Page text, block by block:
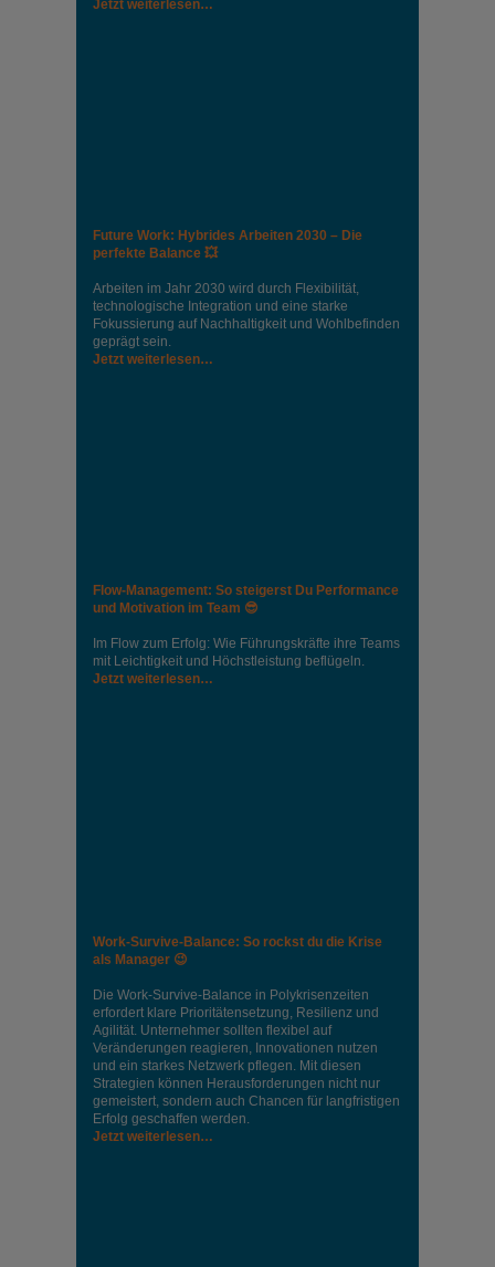
Jetzt weiterlesen…
Future Work: Hybrides Arbeiten 2030 – Die
perfekte Balance 💥
Arbeiten im Jahr 2030 wird durch Flexibilität,
technologische Integration und eine starke
Fokussierung auf Nachhaltigkeit und Wohlbefinden
geprägt sein.
Jetzt weiterlesen…
Flow-Management: So steigerst Du Performance
und Motivation im Team 😎
Im Flow zum Erfolg: Wie Führungskräfte ihre Teams
mit Leichtigkeit und Höchstleistung beflügeln.
Jetzt weiterlesen…
Work-Survive-Balance: So rockst du die Krise
als Manager 😉
Die Work-Survive-Balance in Polykrisenzeiten
erfordert klare Prioritätensetzung, Resilienz und
Agilität. Unternehmer sollten flexibel auf
Veränderungen reagieren, Innovationen nutzen
und ein starkes Netzwerk pflegen. Mit diesen
Strategien können Herausforderungen nicht nur
gemeistert, sondern auch Chancen für langfristigen
Erfolg geschaffen werden.
Jetzt weiterlesen…